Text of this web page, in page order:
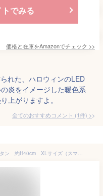
でみる
価格と在庫をAmazonでチェック >>
れた、ハロウィンのLED
炎をイメージした暖色系
上がりますよ。
全てのおすすめコメント (1件) >
ハロウィン 装飾 パンプキンLEDランタン 約H40cm XLサイズ（スマイル）